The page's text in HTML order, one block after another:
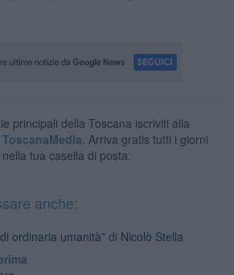
principali della Toscana iscriviti alla
Arriva gratis tutti i giorni
tua casella di posta.
anche:
ordinaria umanità” di Nicolò Stella